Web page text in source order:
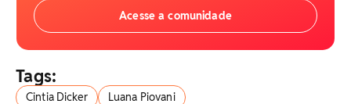
Acesse a comunidade
Tags:
Cintia Dicker
Luana Piovani